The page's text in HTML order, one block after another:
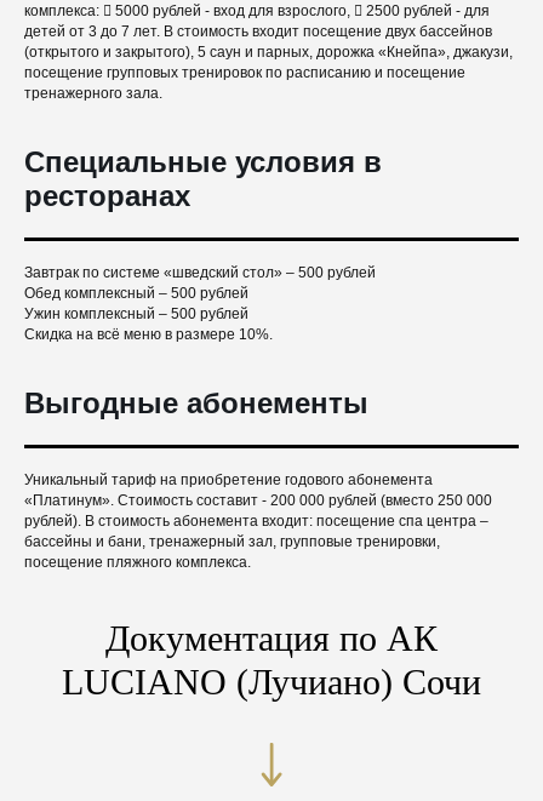
комплекса:  5000 рублей - вход для взрослого,  2500 рублей - для
детей от 3 до 7 лет. В стоимость входит посещение двух бассейнов
(открытого и закрытого), 5 саун и парных, дорожка «Кнейпа», джакузи,
посещение групповых тренировок по расписанию и посещение
тренажерного зала.
Специальные условия в
ресторанах
Завтрак по системе «шведский стол» – 500 рублей
Обед комплексный – 500 рублей
Ужин комплексный – 500 рублей
Скидка на всё меню в размере 10%.
Выгодные абонементы
Уникальный тариф на приобретение годового абонемента
«Платинум». Стоимость составит - 200 000 рублей (вместо 250 000
рублей). В стоимость абонемента входит: посещение спа центра –
бассейны и бани, тренажерный зал, групповые тренировки,
посещение пляжного комплекса.
Документация по АК
LUCIANO (Лучиано) Сочи